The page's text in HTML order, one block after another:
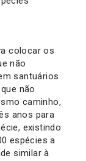
colocar os
não
santuários
não
caminho,
anos para
existindo
espécies a
similar à